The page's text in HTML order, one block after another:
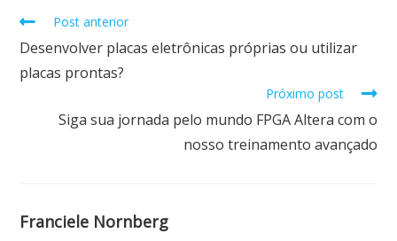
k p
Post anterior
Desenvolver placas eletrônicas próprias ou utilizar
placas prontas?
Próximo post
Siga sua jornada pelo mundo FPGA Altera com o
nosso treinamento avançado
Franciele Nornberg